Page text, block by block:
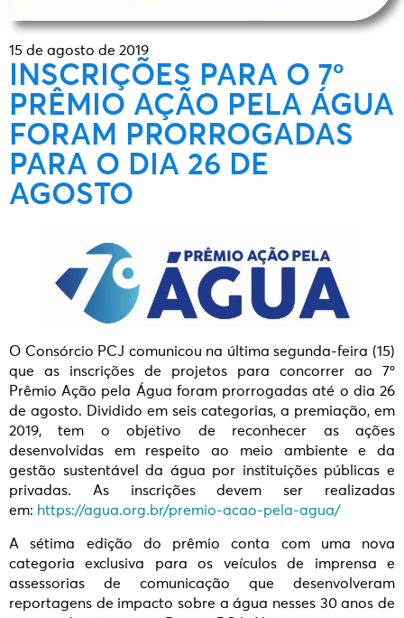
15 de agosto de 2019
INSCRIÇÕES PARA O 7º
PRÊMIO AÇÃO PELA ÁGUA
FORAM PRORROGADAS
PARA O DIA 26 DE
AGOSTO
O Consórcio PCJ comunicou na última segunda-feira (15)
que as inscrições de projetos para concorrer ao 7º
Prêmio Ação pela Água foram prorrogadas até o dia 26
de agosto. Dividido em seis categorias, a premiação, em
2019, tem o objetivo de reconhecer as ações
desenvolvidas em respeito ao meio ambiente e da
gestão sustentável da água por instituições públicas e
privadas. As inscrições devem ser realizadas
em: https://agua.org.br/premio-acao-pela-agua/
A sétima edição do prêmio conta com uma nova
categoria exclusiva para os veículos de imprensa e
assessorias de comunicação que desenvolveram
reportagens de impacto sobre a água nesses 30 anos de